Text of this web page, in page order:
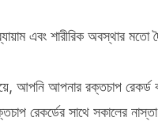
এবং শারীরিক অবস্থার মতো
আপনি আপনার রক্তচাপ
রেকর্ডের সাথে সকালের